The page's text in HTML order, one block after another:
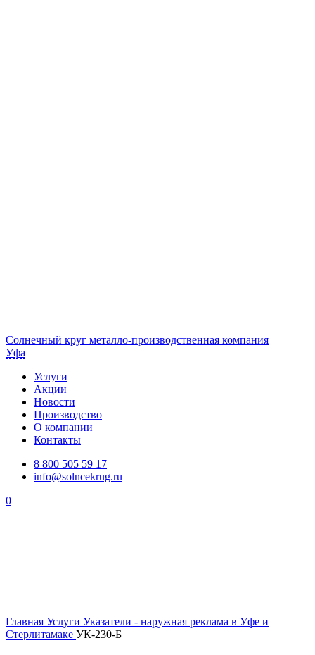
Солнечный круг металло-производственная компания
Уфа
Услуги
Акции
Новости
Производство
О компании
Контакты
8 800 505 59 17
info@solncekrug.ru
0
Главная Услуги Указатели - наружная реклама в Уфе и
Стерлитамаке УК-230-Б